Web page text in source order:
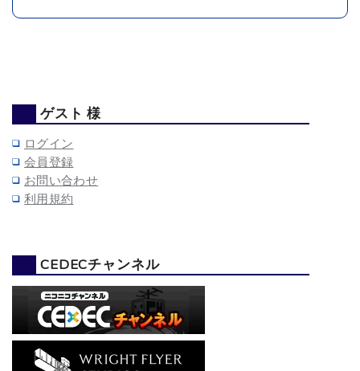
ゲスト 様
ログイン
会員登録
お問い合わせ
利用規約
CEDECチャンネル